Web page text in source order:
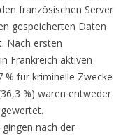
französischen Server
gespeicherten Daten
Nach ersten
Frankreich aktiven
% für kriminelle Zwecke
%) waren entweder
nach der